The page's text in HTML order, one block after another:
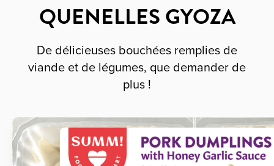
QUENELLES GYOZA
De délicieuses bouchées remplies de
viande et de légumes, que demander de
plus !